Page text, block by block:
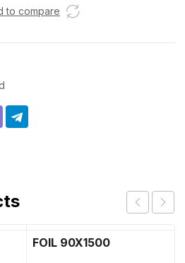
to compare
FOIL 90X1500